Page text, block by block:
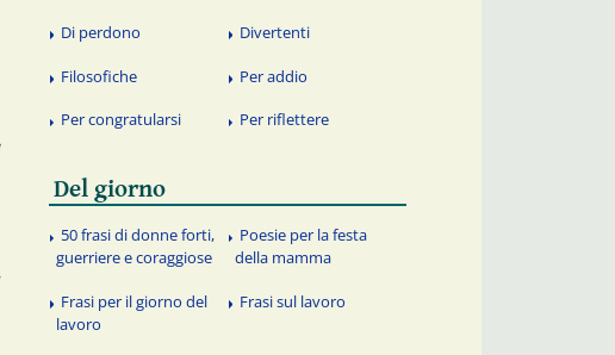
Di perdono Divertenti
Filosofiche Per addio
Per congratularsi Per riflettere
Del giorno
50 frasi di donne forti,
guerriere e coraggiose
Poesie per la festa
della mamma
Frasi per il giorno del
lavoro
Frasi sul lavoro